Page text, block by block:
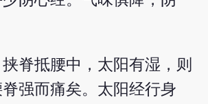
脊抵腰中，太阳有湿，则
强而痛矣。太阳经行身